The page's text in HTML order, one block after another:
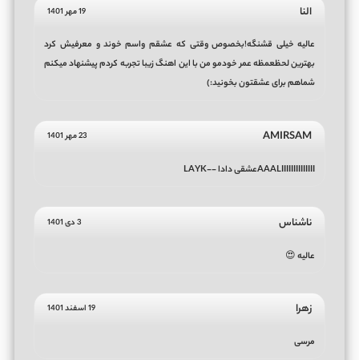
النا 19 مهر 1401
عالیه خیلی قشنگه!بخصوص وقتی که عشقم واسم خوند و معرفیش کرد
بهترین لحظعمظه عمر خودمو من با این اهنگ زیبا تجربه کردم پیشنهاد میکنم
شماهم برای عشقتون بخونید:)
AMIRSAM 23 مهر 1401
AAALIIIIIIIIIIIIIIعشقی دادا --LAYK
ناشناس 3 دی 1401
عالیه 😍
زهرا 19 اسفند 1401
مرسی